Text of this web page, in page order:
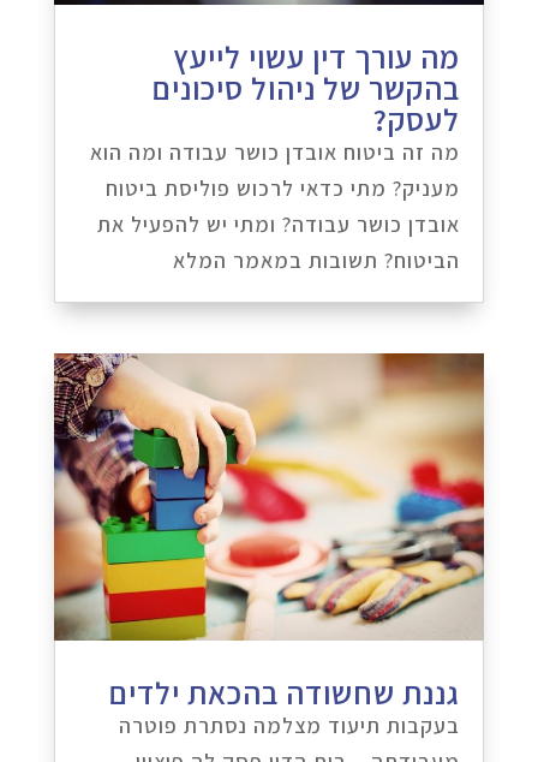
מה עורך דין עשוי לייעץ
בהקשר של ניהול סיכונים
לעסק?
מה זה ביטוח אובדן כושר עבודה ומה הוא
מעניק? מתי כדאי לרכוש פוליסת ביטוח
אובדן כושר עבודה? ומתי יש להפעיל את
הביטוח? תשובות במאמר המלא
גננת שחשודה בהכאת ילדים
בעקבות תיעוד מצלמה נסתרת פוטרה